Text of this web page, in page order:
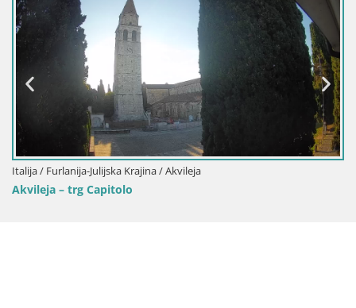
Italija / Furlanija-Julijska Krajina / Akvileja
Akvileja – trg Capitolo